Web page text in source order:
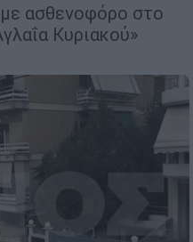
με ασθενοφόρο στο
Κυριακού»